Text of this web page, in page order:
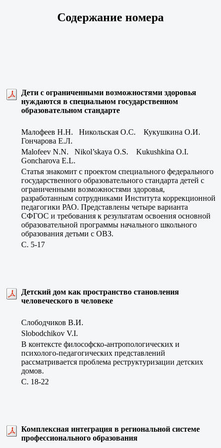
Содержание номера
Дети с ограниченными возможностями здоровья
нуждаются в специальном государственном
образовательном стандарте
Малофеев Н.Н. Никольская О.С. Кукушкина О.И.
Гончарова Е.Л.
Malofeev N.N. Nikol’skaya O.S. Kukushkina O.I.
Goncharova E.L.
Статья знакомит с проектом специального федерального
государственного образовательного стандарта детей с
ограниченными возможностями здоровья,
разработанным сотрудниками Института коррекционной
педагогики РАО. Представлены четыре варианта
СФГОС и требования к результатам освоения основной
образовательной программы начального школьного
образования детьми с ОВЗ.
C. 5-17
Детский дом как пространство становления
человеческого в человеке
Слободчиков В.И.
Slobodchikov V.I.
В контексте философско-антропологических и
психолого-педагогических представлений
рассматривается проблема реструктуризации детских
домов.
C. 18-22
Комплексная интеграция в региональной системе
профессионального образования